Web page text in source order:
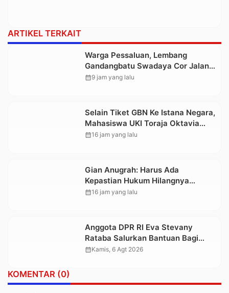
ARTIKEL TERKAIT
Warga Pessaluan, Lembang
Gandangbatu Swadaya Cor Jalan
Kabupaten
calendar_month9 jam yang lalu
Selain Tiket GBN Ke Istana Negara,
Mahasiswa UKI Toraja Oktavia
juga Lolos ke Pekan Seni
calendar_month16 jam yang lalu
Gian Anugrah: Harus Ada
Kepastian Hukum Hilangnya
Stoner, Agar Keluarga tidak Larut
calendar_month16 jam yang lalu
Anggota DPR RI Eva Stevany
Rataba Salurkan Bantuan Bagi
Warga Terdampak Longsor di
calendar_monthKamis, 6 Agt 2026
KOMENTAR (0)